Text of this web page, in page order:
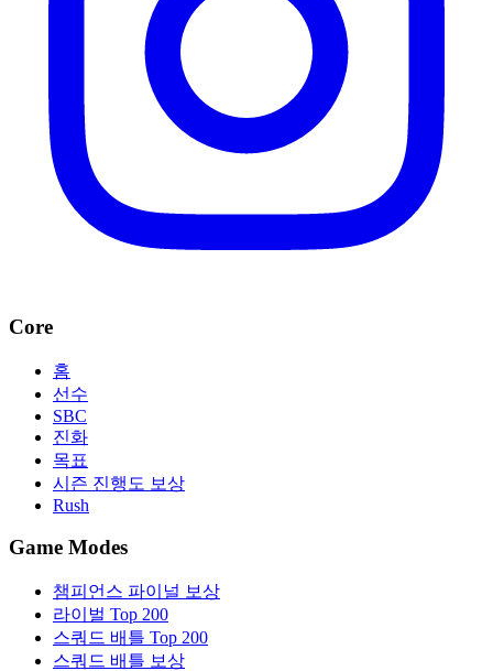
Core
홈
선수
SBC
진화
목표
시즌 진행도 보상
Rush
Game Modes
챔피언스 파이널 보상
라이벌 Top 200
스쿼드 배틀 Top 200
스쿼드 배틀 보상